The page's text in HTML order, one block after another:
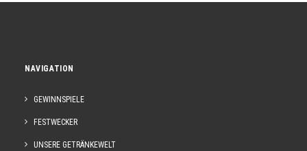
NAVIGATION
GEWINNSPIELE
FESTWECKER
UNSERE GETRÄNKEWELT